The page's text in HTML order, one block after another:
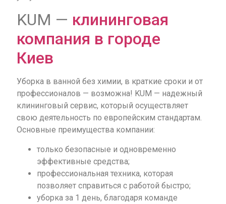
KUM — клининговая
компания в городе
Киев
Уборка в ванной без химии, в краткие сроки и от
профессионалов — возможна! KUM — надежный
клининговый сервис, который осуществляет
свою деятельность по европейским стандартам.
Основные преимущества компании:
только безопасные и одновременно
эффективные средства;
профессиональная техника, которая
позволяет справиться с работой быстро;
уборка за 1 день, благодаря команде